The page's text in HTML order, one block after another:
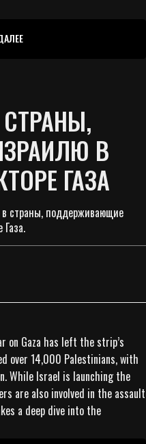
В
ГАЗА
в страны, поддерживающие
on Gaza has left the strip’s
over 14,000 Palestinians, with
While Israel is launching the
are also involved in the assault
a deep dive into the